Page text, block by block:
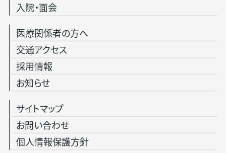
入院・面会
医療関係者の方へ
交通アクセス
採用情報
お知らせ
サイトマップ
お問い合わせ
個人情報保護方針